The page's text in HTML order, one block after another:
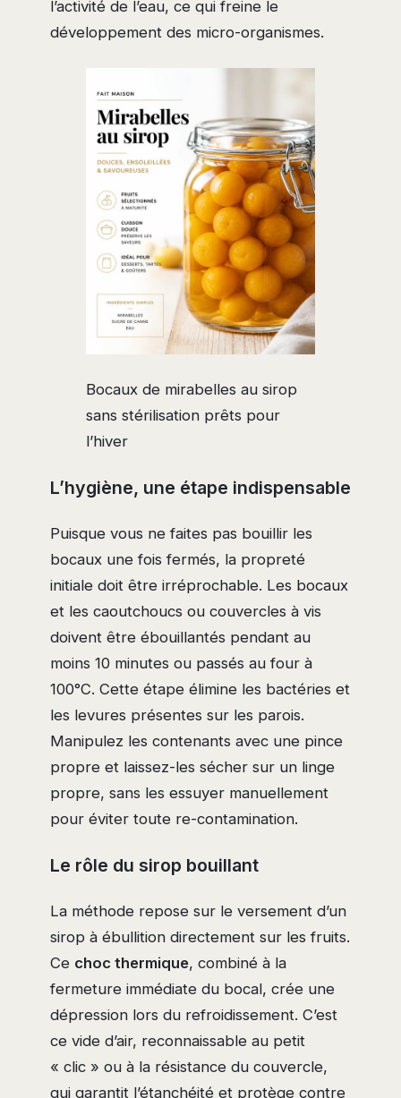
l’activité de l’eau, ce qui freine le
développement des micro-organismes.
Bocaux de mirabelles au sirop
sans stérilisation prêts pour
l’hiver
L’hygiène, une étape indispensable
Puisque vous ne faites pas bouillir les
bocaux une fois fermés, la propreté
initiale doit être irréprochable. Les bocaux
et les caoutchoucs ou couvercles à vis
doivent être ébouillantés pendant au
moins 10 minutes ou passés au four à
100°C. Cette étape élimine les bactéries et
les levures présentes sur les parois.
Manipulez les contenants avec une pince
propre et laissez-les sécher sur un linge
propre, sans les essuyer manuellement
pour éviter toute re-contamination.
Le rôle du sirop bouillant
La méthode repose sur le versement d’un
sirop à ébullition directement sur les fruits.
Ce choc thermique, combiné à la
fermeture immédiate du bocal, crée une
dépression lors du refroidissement. C’est
ce vide d’air, reconnaissable au petit
« clic » ou à la résistance du couvercle,
qui garantit l’étanchéité et protège contre